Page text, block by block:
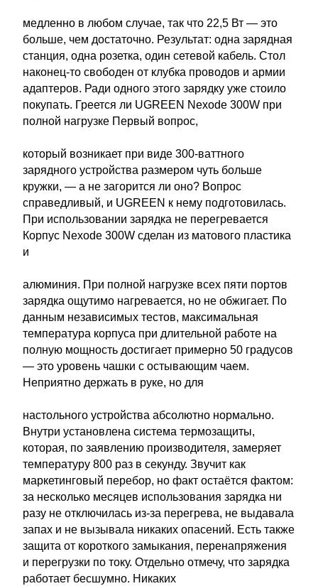
медленно в любом случае, так что 22,5 Вт — это
больше, чем достаточно. Результат: одна зарядная
станция, одна розетка, один сетевой кабель. Стол
наконец-то свободен от клубка проводов и армии
адаптеров. Ради одного этого зарядку уже стоило
покупать. Греется ли UGREEN Nexode 300W при
полной нагрузке Первый вопрос,
который возникает при виде 300-ваттного
зарядного устройства размером чуть больше
кружки, — а не загорится ли оно? Вопрос
справедливый, и UGREEN к нему подготовилась.
При использовании зарядка не перегревается
Корпус Nexode 300W сделан из матового пластика
и
алюминия. При полной нагрузке всех пяти портов
зарядка ощутимо нагревается, но не обжигает. По
данным независимых тестов, максимальная
температура корпуса при длительной работе на
полную мощность достигает примерно 50 градусов
— это уровень чашки с остывающим чаем.
Неприятно держать в руке, но для
настольного устройства абсолютно нормально.
Внутри установлена система термозащиты,
которая, по заявлению производителя, замеряет
температуру 800 раз в секунду. Звучит как
маркетинговый перебор, но факт остаётся фактом:
за несколько месяцев использования зарядка ни
разу не отключилась из-за перегрева, не выдавала
запах и не вызывала никаких опасений. Есть также
защита от короткого замыкания, перенапряжения
и перегрузки по току. Отдельно отмечу, что зарядка
работает бесшумно. Никаких